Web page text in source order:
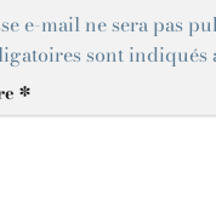
e-mail ne sera pas
sont indiqués
*